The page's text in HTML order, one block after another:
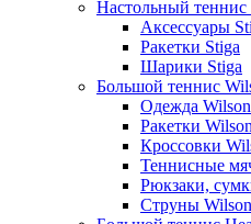
Настольный теннис
Аксессуары
Ракетки Stiga
Шарики Stiga
Большой теннис
Одежда Wilson
Ракетки Wilson
Кроссовки
Теннисные
Рюкзаки,
Струны Wilson